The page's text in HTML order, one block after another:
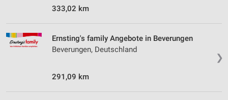
333,02 km
❯
Ernsting's family Angebote in Beverungen
Beverungen, Deutschland
291,09 km